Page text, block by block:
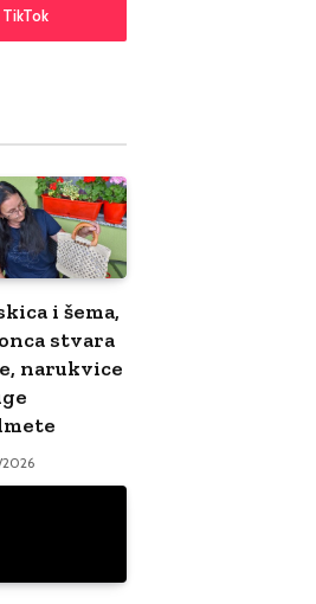
TikTok
i šema,
stvara
narukvice